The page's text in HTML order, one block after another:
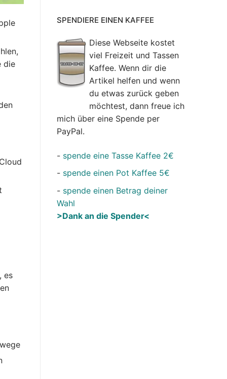
die
es
SPENDIERE EINEN KAFFEE
Diese Webseite kostet
viel Freizeit und Tassen
Kaffee. Wenn dir die
Artikel helfen und wenn
du etwas zurück geben
möchtest, dann freue ich
mich über eine Spende per
PayPal.
- spende eine Tasse Kaffee 2€
- spende einen Pot Kaffee 5€
- spende einen Betrag deiner
Wahl
>Dank an die Spender<